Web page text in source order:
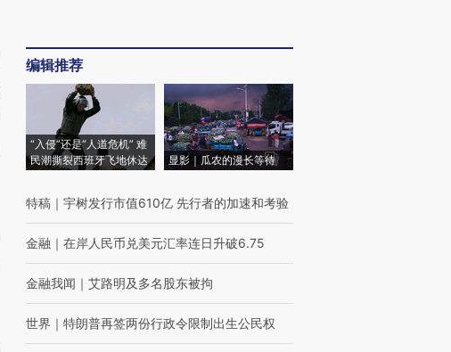
编辑推荐
“入侵”还是“人道危机” 难
民潮撕裂西班牙飞地休达
显影｜瓜农的漫长等待
特稿 ｜ 宇树发行市值610亿 先行者的加速和考验
金融 ｜ 在岸人民币兑美元汇率连日升破6.75
金融我闻 ｜ 艾路明及多名股东被拘
世界 ｜ 特朗普再签两份行政令限制出生公民权